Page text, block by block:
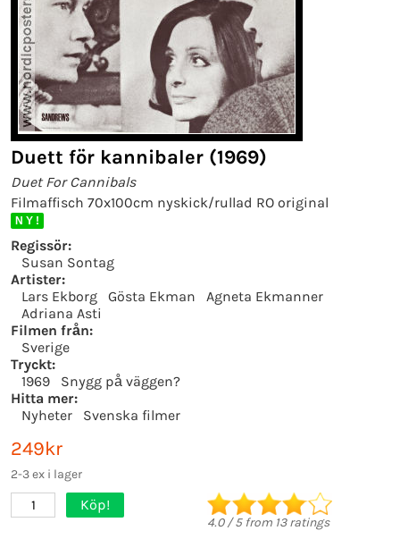
Duett för kannibaler (1969)
Duet For Cannibals
Filmaffisch 70x100cm nyskick/rullad RO original
N Y !
Regissör:
Susan Sontag
Artister:
Lars Ekborg
Gösta Ekman
Agneta Ekmanner
Adriana Asti
Filmen från:
Sverige
Tryckt:
1969
Snygg på väggen?
Hitta mer:
Nyheter
Svenska filmer
249kr
2-3 ex i lager
1 Köp!
4.0/5from 13ratings